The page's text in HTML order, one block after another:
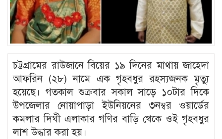
চট্টগ্রামের রাউজানে বিয়ের ১৯ দিনের মাথায় জাহেদা
আফরিন (২৮) নামে এক গৃহবধুর রহস্যজনক মৃত্যু
হয়েছে। গতকাল শুক্রবার সকাল সাড়ে ১০টার দিকে
উপজেলার নোয়াপাড়া ইউনিয়নের ৩নম্বর ওয়ার্ডের
কমলার দিঘী এলাকার গণির বাড়ি থেকে ওই গৃহবধুর
লাশ উদ্ধার করা হয়।